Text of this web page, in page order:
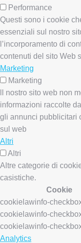
Performance
Questi sono i cookie
essenziali sul nostro
l’incorporamento di
contenuti del sito Web
Marketing
Marketing
ll nostro sito web non
informazioni raccolte
gli annunci pubblicitari
sul web
Altri
Altri
Altre categorie di
casistiche.
Cookie
cookielawinfo-
cookielawinfo-
cookielawinfo-
Analytics